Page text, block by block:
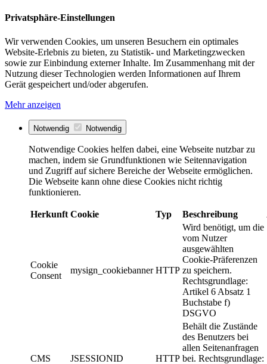
Privatsphäre-Einstellungen
Wir verwenden Cookies, um unseren Besuchern ein optimales
Website-Erlebnis zu bieten, zu Statistik- und Marketingzwecken
sowie zur Einbindung externer Inhalte. Im Zusammenhang mit der
Nutzung dieser Technologien werden Informationen auf Ihrem
Gerät gespeichert und/oder abgerufen.
Mehr anzeigen
Notwendig Notwendig
Notwendige Cookies helfen dabei, eine Webseite nutzbar zu
machen, indem sie Grundfunktionen wie Seitennavigation
und Zugriff auf sichere Bereiche der Webseite ermöglichen.
Die Webseite kann ohne diese Cookies nicht richtig
funktionieren.
Herkunft Cookie Typ Beschreibung
Cookie
Consent
mysign_cookiebanner HTTP
Wird benötigt, um die
vom Nutzer
ausgewählten
Cookie-Präferenzen
zu speichern.
Rechtsgrundlage:
Artikel 6 Absatz 1
Buchstabe f)
DSGVO
CMS JSESSIONID HTTP
Behält die Zustände
des Benutzers bei
allen Seitenanfragen
bei. Rechtsgrundlage: